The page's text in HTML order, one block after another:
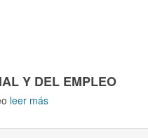
Y DEL EMPLEO
leer más